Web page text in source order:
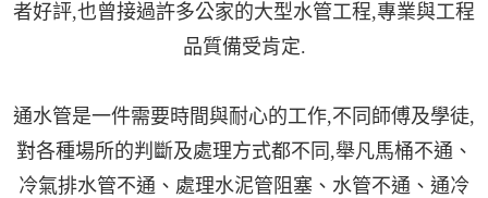
者好評,也曾接過許多公家的大型水管工程,專業與工程
品質備受肯定.
通水管是一件需要時間與耐心的工作,不同師傅及學徒,
對各種場所的判斷及處理方式都不同,舉凡馬桶不通、
冷氣排水管不通、處理水泥管阻塞、水管不通、通冷